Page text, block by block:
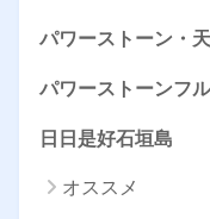
パワーストーン・
パワーストーンフ
日日是好石垣島
オススメ